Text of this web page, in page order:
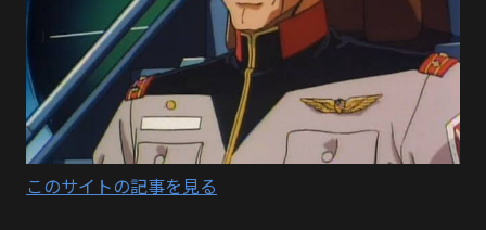
このサイトの記事を見る